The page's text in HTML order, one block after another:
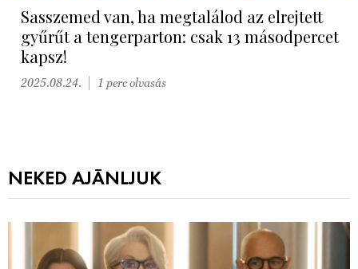
Sasszemed van, ha megtalálod az elrejtett
gyűrűt a tengerparton: csak 13 másodpercet
kapsz!
2025.08.24. 1 perc olvasás
NEKED AJÁNLJUK